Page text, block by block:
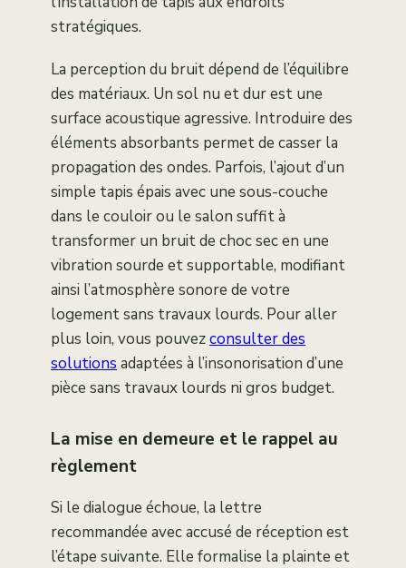
stratégiques.
La perception du bruit dépend de l’équilibre
des matériaux. Un sol nu et dur est une
surface acoustique agressive. Introduire des
éléments absorbants permet de casser la
propagation des ondes. Parfois, l’ajout d’un
simple tapis épais avec une sous-couche
dans le couloir ou le salon suffit à
transformer un bruit de choc sec en une
vibration sourde et supportable, modifiant
ainsi l’atmosphère sonore de votre
logement sans travaux lourds. Pour aller
plus loin, vous pouvezconsulter des
solutions adaptées à l’insonorisation d’une
pièce sans travaux lourds ni gros budget.
La mise en demeure et le rappel au
règlement
Si le dialogue échoue, la lettre
recommandée avec accusé de réception est
l’étape suivante. Elle formalise la plainte et